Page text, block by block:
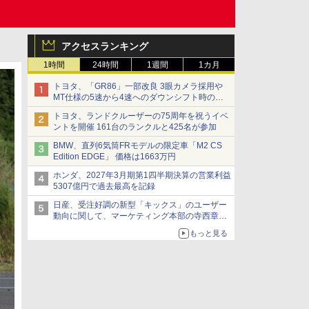
アクセスランキング
1時間 24時間 1週間 1カ月
トヨタ、「GR86」一部改良 3眼カメラ採用や
MT仕様の5速から4速へのダウンシフト時の操
作性向上など
トヨタ、ランドクルーザーの75周年を祝うイベ
ントを開催 161台のランクルと425名が参加
BMW、直列6気筒FRモデルの限定車「M2 CS
Edition EDGE」 価格は1663万円
ホンダ、2027年3月期第1四半期決算の営業利益
5307億円で過去最高を記録
日産、受注好調の新型「キックス」のユーザー
動向に関して、マーケティング本部の寺西章氏
もっと見る